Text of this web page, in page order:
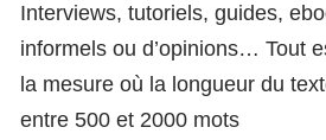
Interviews, tutoriels, guides,
informels ou d’opinions… Tout
la mesure où la longueur du
entre 500 et 2000 mots